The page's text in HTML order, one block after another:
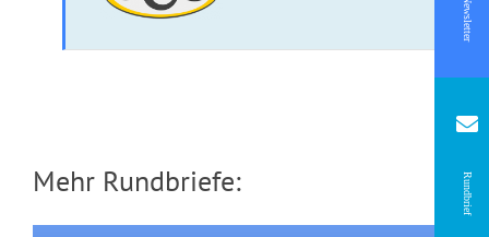
Mehr Rundbriefe:
Newsletter
Rundbrief